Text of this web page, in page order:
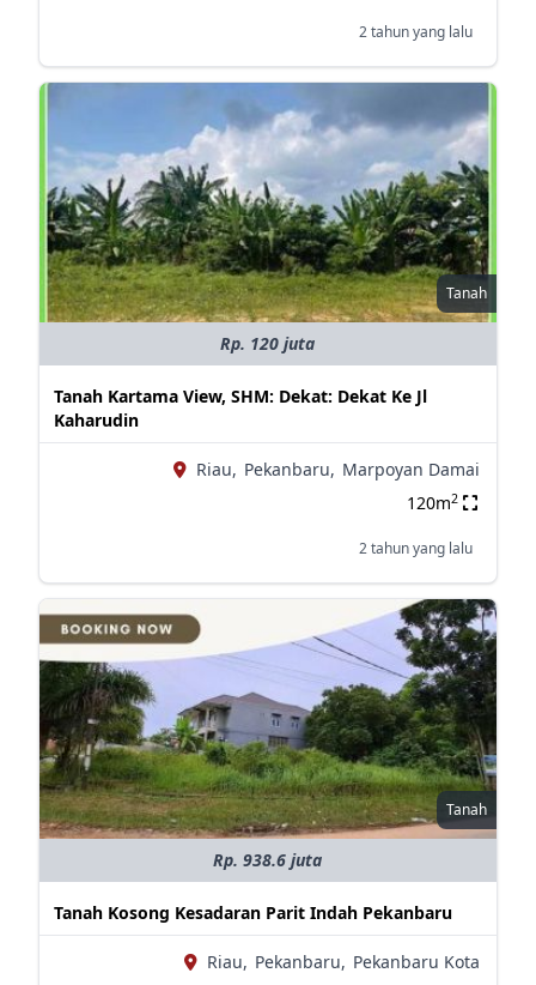
2 tahun yang lalu
Tanah
Rp. 120 juta
Tanah Kartama View, SHM: Dekat: Dekat Ke Jl
Kaharudin
Riau, Pekanbaru, Marpoyan Damai
120m2
2 tahun yang lalu
Tanah
Rp. 938.6 juta
Tanah Kosong Kesadaran Parit Indah Pekanbaru
Riau, Pekanbaru, Pekanbaru Kota